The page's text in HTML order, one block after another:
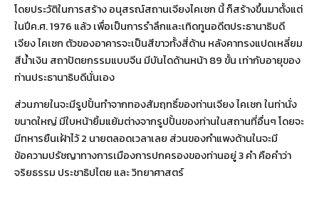
โดยประวัติในการสร้าง อนุสรณ์สถานเจียงไคเชก นี้ ก็สร้างขึ้นมาตั้งแต่
ในปีค.ศ. 1976 แล้ว เพื่อเป็นการรำลึกและเทิดทูนอดีตประธานาธิบดี
เจียง ไคเชก ตัวของอาคารจะเป็นสีขาวทั้งสี่ด้าน หลังคาทรงแปดเหลี่ยม
สีน้ำเงิน สถาปัตยกรรมแบบจีน มีบันไดด้านหน้า 89 ขั้น เท่ากับอายุของ
ท่านประธานาธิบดีนั่นเอง
ส่วนภายในจะมีรูปปั้นทำจากทองสัมฤทธิ์ของท่านเจียง ไคเชก ในท่านั่ง
ขนาดใหญ่ มีใบหน้ายิ้มแย้มต่างจากรูปปั้นของท่านในสถานที่อื่นๆ โดยจะ
มีทหารยืนเฝ้าไว้ 2 นายตลอดเวลาเลย ส่วนของกำแพงด้านในจะมี
ข้อความปรัชญาทางการเมืองการปกครองของท่านอยู่ 3 คำ คือคำว่า
จริยธรรม ประชาธิปไตย และ วิทยาศาสตร์